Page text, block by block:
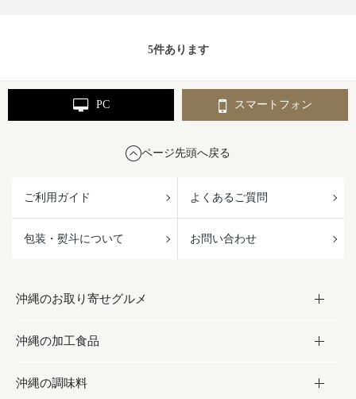
5件あります
PC スマートフォン
ページ先頭へ戻る
ご利用ガイド よくあるご質問
包装・熨斗について お問い合わせ
沖縄のお取り寄せグルメ
お取り寄せグルメ
フルーツ・野菜
沖縄の加工食品
加工食品
沖縄の調味料